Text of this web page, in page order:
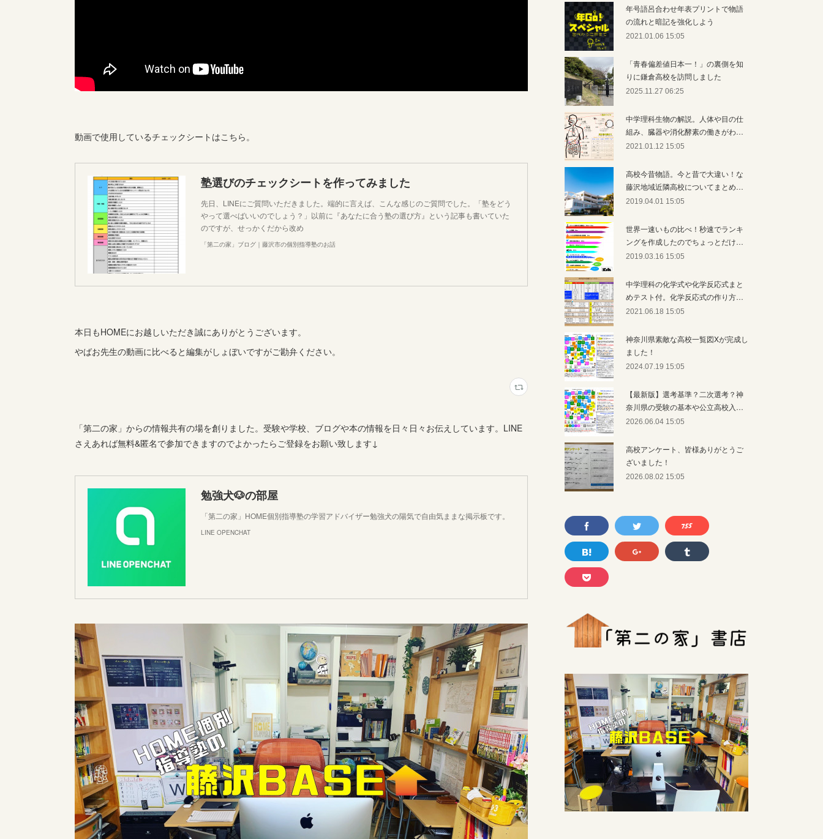
動画で使用しているチェックシートはこちら。
塾選びのチェックシートを作ってみました
先日、LINEにご質問いただきました。端的に言えば、こんな感じのご質問でした。「塾をどう
やって選べばいいのでしょう？」以前に『あなたに合う塾の選び方』という記事も書いていた
のですが、せっかくだから改め
「第二の家」ブログ｜藤沢市の個別指導塾のお話
本日もHOMEにお越しいただき誠にありがとうございます。
やばお先生の動画に比べると編集がしょぼいですがご勘弁ください。
「第二の家」からの情報共有の場を創りました。受験や学校、ブログや本の情報を日々日々お伝えしています。LINE
さえあれば無料&匿名で参加できますのでよかったらご登録をお願い致します↓
勉強犬🐶の部屋
「第二の家」HOME個別指導塾の学習アドバイザー勉強犬の陽気で自由気ままな掲示板です。
LINE OPENCHAT
年号語呂合わせ年表プリントで物語
の流れと暗記を強化しよう
2021.01.06 15:05
「青春偏差値日本一！」の裏側を知
りに鎌倉高校を訪問しました
2025.11.27 06:25
中学理科生物の解説。人体や目の仕
組み、臓器や消化酵素の働きがわ…
2021.01.12 15:05
高校今昔物語。今と昔で大違い！な
藤沢地域近隣高校についてまとめ…
2019.04.01 15:05
世界一速いもの比べ！秒速でランキ
ングを作成したのでちょっとだけ…
2019.03.16 15:05
中学理科の化学式や化学反応式まと
めテスト付。化学反応式の作り方…
2021.06.18 15:05
神奈川県素敵な高校一覧図Xが完成し
ました！
2024.07.19 15:05
【最新版】選考基準？二次選考？神
奈川県の受験の基本や公立高校入…
2026.06.04 15:05
高校アンケート、皆様ありがとうご
ざいました！
2026.08.02 15:05